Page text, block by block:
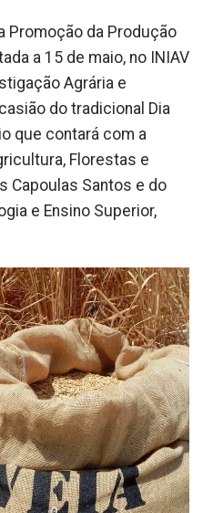
Promoção da Produção
a 15 de maio, no INIAV
Agrária e
do tradicional Dia
que contará com a
Florestas e
Capoulas Santos e do
e Ensino Superior,